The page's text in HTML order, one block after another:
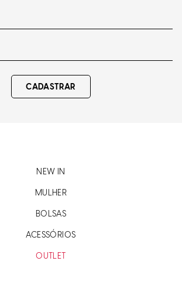
CADASTRAR
NEW IN
MULHER
BOLSAS
ACESSÓRIOS
OUTLET